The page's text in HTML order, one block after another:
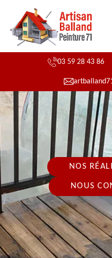
03 59 28 43 86
NOS
NOUS